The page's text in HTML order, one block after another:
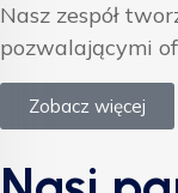
Nasz zespół
pozwalającymi
Zobacz więcej